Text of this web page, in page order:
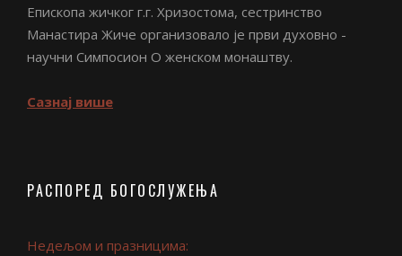
Епископа жичког г.г. Хризостома, сестринство
Манастира Жиче организовало је први духовно -
научни Симпосион О женском монаштву.
Сазнај више
РАСПОРЕД БОГОСЛУЖЕЊА
Недељом и празницима: